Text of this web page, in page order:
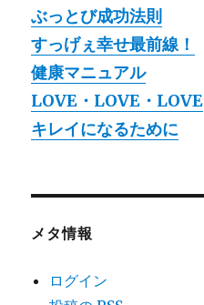
ぶっとび成功法則
すっげぇ幸せ最前線！
健康マニュアル
LOVE・LOVE・LOVE
キレイになるために
メタ情報
ログイン